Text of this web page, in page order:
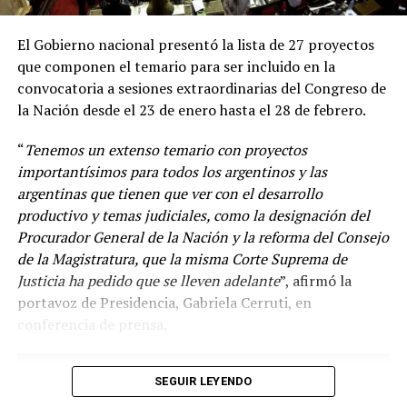
“Venimos diciendo que la circulación de las variantes ha
sido muy dinámica y desde el principio la vacuna en el
beneficioso de la vacunación en las hospitalizaciones y
las muertes”, agregó.
El Gobierno nacional presentó la lista de 27 proyectos
que componen el temario para ser incluido en la
convocatoria a sesiones extraordinarias del Congreso de
la Nación desde el 23 de enero hasta el 28 de febrero.
“Tenemos un extenso temario con proyectos
importantísimos para todos los argentinos y las
argentinas que tienen que ver con el desarrollo
productivo y temas judiciales, como la designación del
Procurador General de la Nación y la reforma del Consejo
de la Magistratura, que la misma Corte Suprema de
Justicia ha pedido que se lleven adelante”, afirmó la
portavoz de Presidencia, Gabriela Cerruti, en
conferencia de prensa.
SEGUIR LEYENDO